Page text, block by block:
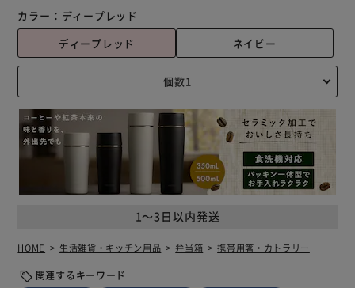
カラー： ディープレッド
ディープレッド
ネイビー
1～3日以内発送
HOME 生活雑貨・キッチン用品 弁当箱 携帯用箸・カトラリー
関連するキーワード